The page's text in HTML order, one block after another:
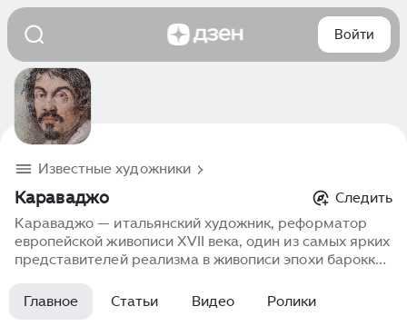
Войти
Известные художники
Караваджо
Следить
Караваджо — итальянский художник, реформатор
европейской живописи XVII века, один из самых ярких
представителей реализма в живописи эпохи барокко..
«Поклонение пастухов», знамениты драматичностью
и реалистичностью, а также использованием
Главное Статьи Видео Ролики